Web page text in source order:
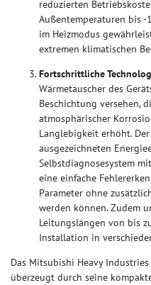
reduzierten
Außentemperaturen bis -
im Heizmodus
extremen klimatischen
Fortschrittliche
Wärmetauscher des
Beschichtung versehen,
atmosphärischer
Langlebigkeit erhöht.
ausgezeichneten
Selbstdiagnosesystem
eine einfache
Parameter ohne
werden können. Zudem
Leitungslängen von bis
Installation in
Das Mitsubishi Heavy
überzeugt durch seine